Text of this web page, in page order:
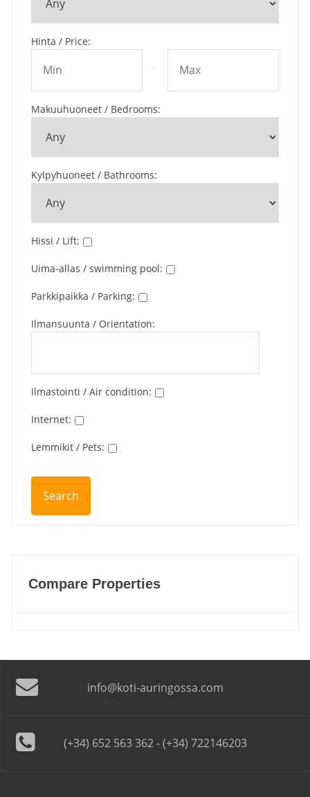
Hinta / Price:
-
Makuuhuoneet / Bedrooms:
Kylpyhuoneet / Bathrooms:
Hissi / Lift:
Uima-allas / swimming pool:
Parkkipaikka / Parking:
Ilmansuunta / Orientation:
Ilmastointi / Air condition:
Internet:
Lemmikit / Pets:
Compare Properties
info@koti-auringossa.com
(+34) 652 563 362 - (+34) 722146203